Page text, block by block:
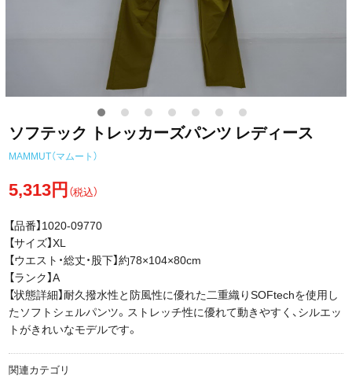
ソフテック トレッカーズパンツ レディース
MAMMUT（マムート）
5,313円（税込）
【品番】1020-09770
【サイズ】XL
【ウエスト・総丈・股下】約78×104×80cm
【ランク】A
【状態詳細】耐久撥水性と防風性に優れた二重織りSOFtechを使用し
たソフトシェルパンツ。ストレッチ性に優れて動きやすく、シルエッ
トがきれいなモデルです。
関連カテゴリ